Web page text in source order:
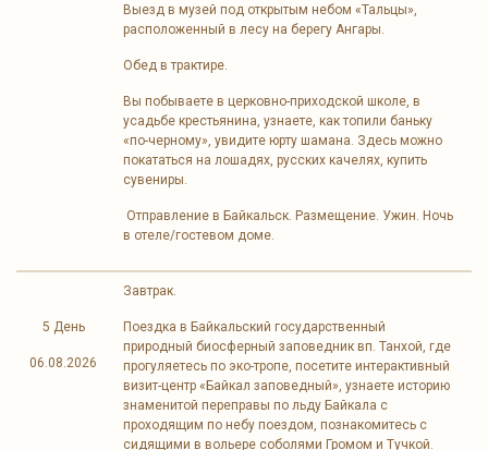
Выезд в музей под открытым небом «Тальцы»,
расположенный в лесу на берегу Ангары.
Обед в трактире.
Вы побываете в церковно-приходской школе, в
усадьбе крестьянина, узнаете, как топили баньку
«по-черному», увидите юрту шамана. Здесь можно
покататься на лошадях, русских качелях, купить
сувениры.
Отправление в Байкальск. Размещение. Ужин. Ночь
в отеле/гостевом доме.
5 День
06.08.2026
Завтрак.
Поездка в Байкальский государственный
природный биосферный заповедник вп. Танхой, где
прогуляетесь по эко-тропе, посетите интерактивный
визит-центр «Байкал заповедный», узнаете историю
знаменитой переправы по льду Байкала с
проходящим по небу поездом, познакомитесь с
сидящими в вольере соболями Громом и Тучкой.